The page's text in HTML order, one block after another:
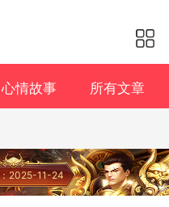
心情故事 所有文章
2025-11-24